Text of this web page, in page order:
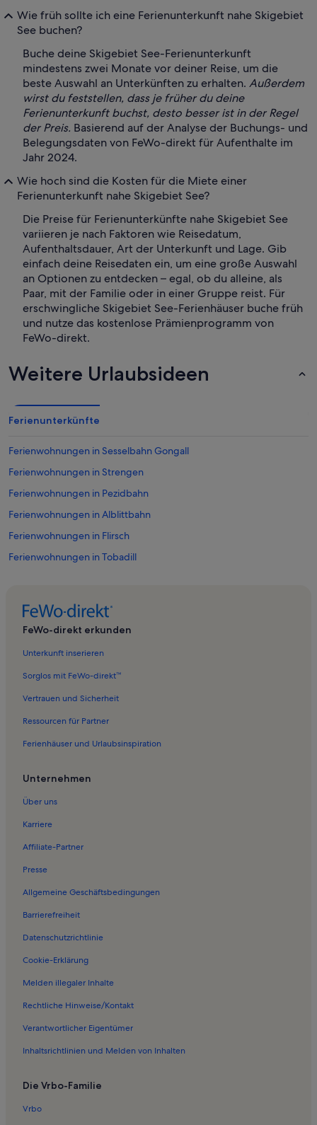
Wie früh sollte ich eine Ferienunterkunft nahe Skigebiet
See buchen?
Buche deine Skigebiet See-Ferienunterkunft
mindestens zwei Monate vor deiner Reise, um die
beste Auswahl an Unterkünften zu erhalten. Außerdem
wirst du feststellen, dass je früher du deine
Ferienunterkunft buchst, desto besser ist in der Regel
der Preis. Basierend auf der Analyse der Buchungs- und
Belegungsdaten von FeWo-direkt für Aufenthalte im
Jahr 2024.
Wie hoch sind die Kosten für die Miete einer
Ferienunterkunft nahe Skigebiet See?
Die Preise für Ferienunterkünfte nahe Skigebiet See
variieren je nach Faktoren wie Reisedatum,
Aufenthaltsdauer, Art der Unterkunft und Lage. Gib
einfach deine Reisedaten ein, um eine große Auswahl
an Optionen zu entdecken – egal, ob du alleine, als
Paar, mit der Familie oder in einer Gruppe reist. Für
erschwingliche Skigebiet See-Ferienhäuser buche früh
und nutze das kostenlose Prämienprogramm von
FeWo-direkt.
Weitere Urlaubsideen
Ferienunterkünfte
Ferienwohnungen in Sesselbahn Gongall
Ferienwohnungen in Strengen
Ferienwohnungen in Pezidbahn
Ferienwohnungen in Alblittbahn
Ferienwohnungen in Flirsch
Ferienwohnungen in Tobadill
Ferienwohnungen in Kappl
Ferienwohnungen in Laustalbahn
Ferienwohnungen in Schlepplift Rauhkopf
Ferienwohnungen in Pians
Ferienwohnungen in Zeinisbahn
Ferienwohnungen in Zwölferbahn
Ferienwohnungen in Pezidbahn
Ferienwohnungen in Sesselbahn Rossmoos
Ferienwohnungen in Medrigjochbahn
Ferienwohnungen in Moosbahn
Ferienwohnungen in Serfaus-Fiss-Ladis
Ferienwohnungen in Grins
Ferienwohnungen in Hirschenbadlift
Ferienwohnungen in Moosbahn
Ferienwohnungen in Alblittbahn
Ferienwohnungen und Apartments in Pettneu am Arlberg
Ferienwohnungen und Apartments in Strengen
FeWo-direkt erkunden
Unterkunft inserieren
Sorglos mit FeWo-direkt™
Vertrauen und Sicherheit
Ressourcen für Partner
Ferienhäuser und Urlaubsinspiration
Unternehmen
Über uns
Karriere
Affiliate-Partner
Presse
Allgemeine Geschäftsbedingungen
Barrierefreiheit
Datenschutzrichtlinie
Cookie-Erklärung
Melden illegaler Inhalte
Rechtliche Hinweise/Kontakt
Verantwortlicher Eigentümer
Inhaltsrichtlinien und Melden von Inhalten
Die Vrbo-Familie
Vrbo